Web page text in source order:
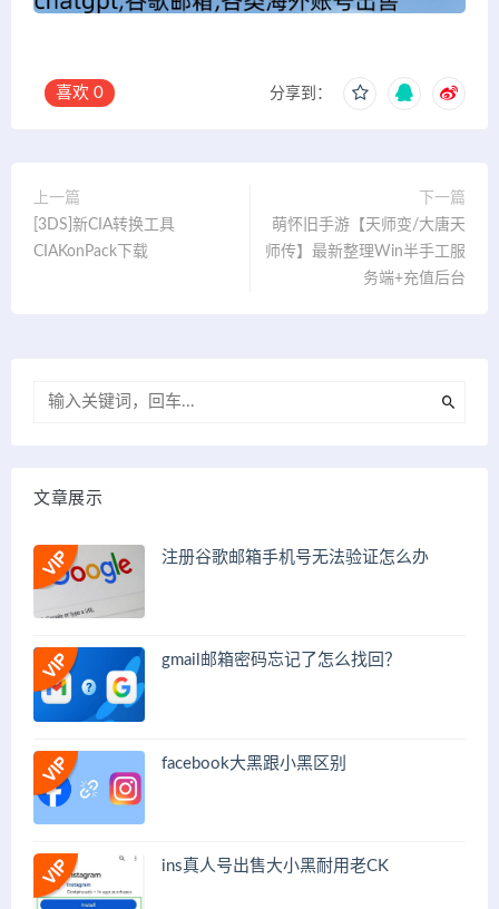
喜欢 0 分享到：
上一篇
[3DS]新CIA转换工具
CIAKonPack下载
下一篇
萌怀旧手游【天师变/大唐天
师传】最新整理Win半手工服
务端+充值后台
文章展示
注册谷歌邮箱手机号无法验证怎么办
gmail邮箱密码忘记了怎么找回？
facebook大黑跟小黑区别
ins真人号出售大小黑耐用老CK